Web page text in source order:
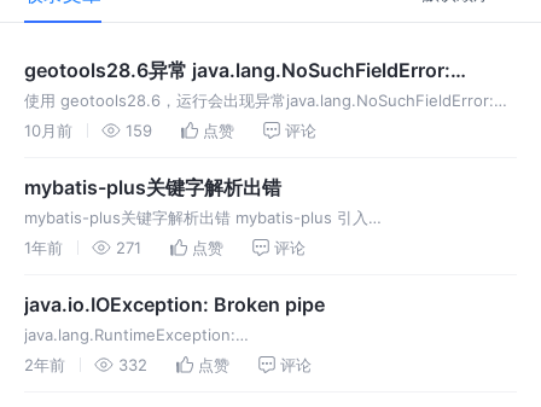
geotools28.6异常 java.lang.NoSuchFieldError:
JAVA_9
使用 geotools28.6，运行会出现异常java.lang.NoSuchFieldError:
JAVA_9
10月前 159 点赞 评论
mybatis-plus关键字解析出错
mybatis-plus关键字解析出错 mybatis-plus 引入
MybatisPlusInterceptor租户插件，sql解析出错 配置插件 在mybatis
1年前 271 点赞 评论
java.io.IOException: Broken pipe
java.lang.RuntimeException:
org.apache.poi.openxml4j.exceptions.OpenXML4JRuntimeExcept
2年前 332 点赞 评论